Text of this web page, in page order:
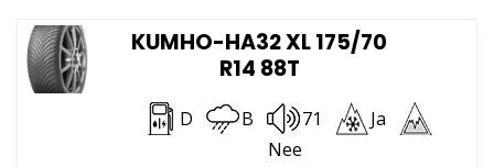
KUMHO-HA32 XL 175/70
R14 88T
D B 71
Ja
Nee